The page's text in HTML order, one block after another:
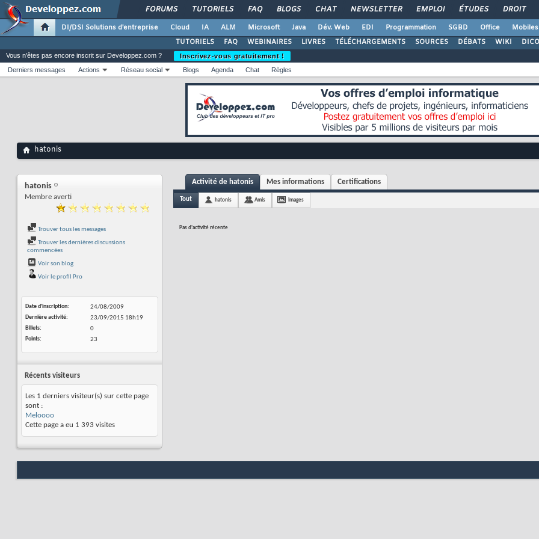
FORUMS TUTORIELS FAQ BLOGS CHAT NEWSLETTER EMPLOI ÉTUDES DROIT
DI/DSI Solutions d'entreprise Cloud IA ALM Microsoft Java Dév. Web EDI Programmation SGBD Office Mobiles
TUTORIELS
FAQ WEBINAIRES LIVRES TÉLÉCHARGEMENTS SOURCES DÉBATS WIKI DICO
Vous n'êtes pas encore inscrit sur Developpez.com ?
Inscrivez-vous gratuitement !
Derniers messages
Actions Réseau social Blogs Agenda Chat Règles
hatonis
hatonis
Membre averti
Trouver tous les messages
Trouver les dernières discussions
commencées
Voir son blog
Voir le profil Pro
Date d'inscription
24/08/2009
Dernière activité
23/09/2015 18h19
Billets
0
Points
23
Récents visiteurs
Les 1 derniers visiteur(s) sur cette page
sont :
Meloooo
Cette page a eu 1 393 visites
Activité de hatonis Mes informations Certifications
Tout hatonis Amis Images
Pas d'activité récente